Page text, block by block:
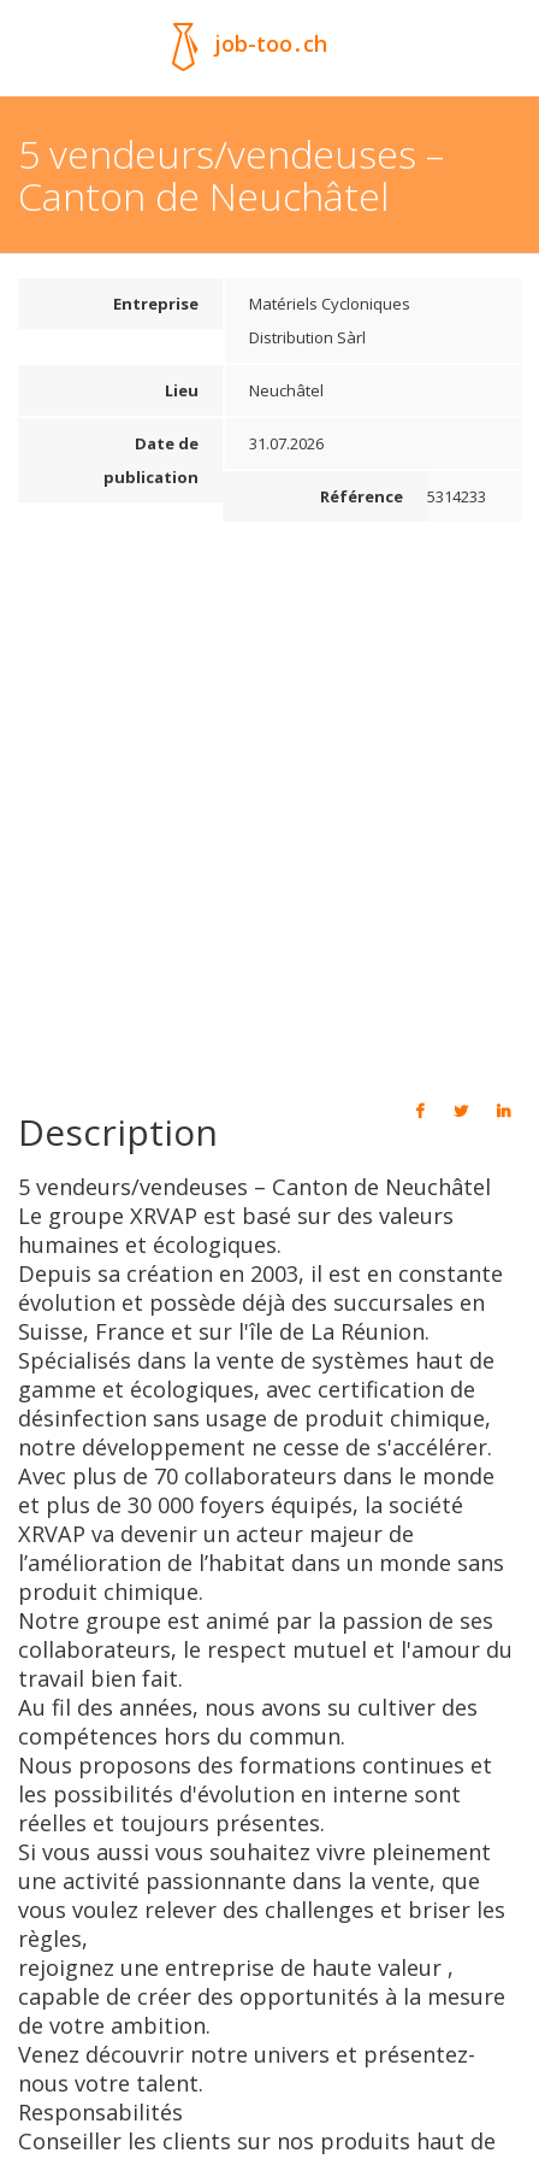
job-too.ch
5 vendeurs/vendeuses –
Canton de Neuchâtel
Entreprise
Matériels Cycloniques
Distribution Sàrl
Lieu Neuchâtel
Date de
publication
31.07.2026
Référence 5314233
Description
5 vendeurs/vendeuses – Canton de Neuchâtel
Le groupe XRVAP est basé sur des valeurs
humaines et écologiques.
Depuis sa création en 2003, il est en constante
évolution et possède déjà des succursales en
Suisse, France et sur l'île de La Réunion.
Spécialisés dans la vente de systèmes haut de
gamme et écologiques, avec certification de
désinfection sans usage de produit chimique,
notre développement ne cesse de s'accélérer.
Avec plus de 70 collaborateurs dans le monde
et plus de 30 000 foyers équipés, la société
XRVAP va devenir un acteur majeur de
l’amélioration de l’habitat dans un monde sans
produit chimique.
Notre groupe est animé par la passion de ses
collaborateurs, le respect mutuel et l'amour du
travail bien fait.
Au fil des années, nous avons su cultiver des
compétences hors du commun.
Nous proposons des formations continues et
les possibilités d'évolution en interne sont
réelles et toujours présentes.
Si vous aussi vous souhaitez vivre pleinement
une activité passionnante dans la vente, que
vous voulez relever des challenges et briser les
règles,
rejoignez une entreprise de haute valeur ,
capable de créer des opportunités à la mesure
de votre ambition.
Venez découvrir notre univers et présentez-
nous votre talent.
Responsabilités
Conseiller les clients sur nos produits haut de